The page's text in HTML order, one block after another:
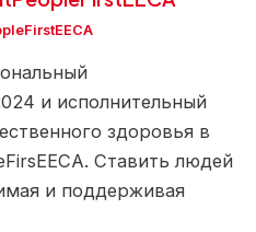
и исполнительный
здоровья в
Ставить людей
и поддерживая